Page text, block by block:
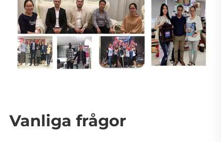
Vanliga frågor